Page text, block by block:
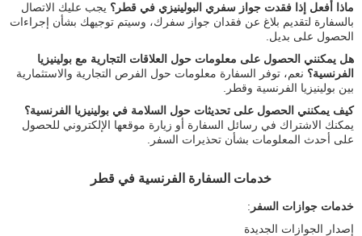
ماذا أفعل إذا فقدت جواز سفري البولينيزي في قطر؟ يجب عليك الاتصال
بالسفارة لتقديم بلاغ عن فقدان جواز سفرك، وسيتم توجيهك بشأن إجراءات
الحصول على بديل.
هل يمكنني الحصول على معلومات حول العلاقات التجارية مع بولينيزيا
الفرنسية؟ نعم، توفر السفارة معلومات حول الفرص التجارية والاستثمارية
بين بولينيزيا الفرنسية وقطر.
كيف يمكنني الحصول على تحديثات حول السلامة في بولينيزيا الفرنسية؟
يمكنك الاشتراك في رسائل السفارة أو زيارة موقعها الإلكتروني للحصول
على أحدث المعلومات بشأن تحذيرات السفر.
خدمات السفارة الفرنسية في قطر
خدمات جوازات السفر :
إصدار الجوازات الجديدة